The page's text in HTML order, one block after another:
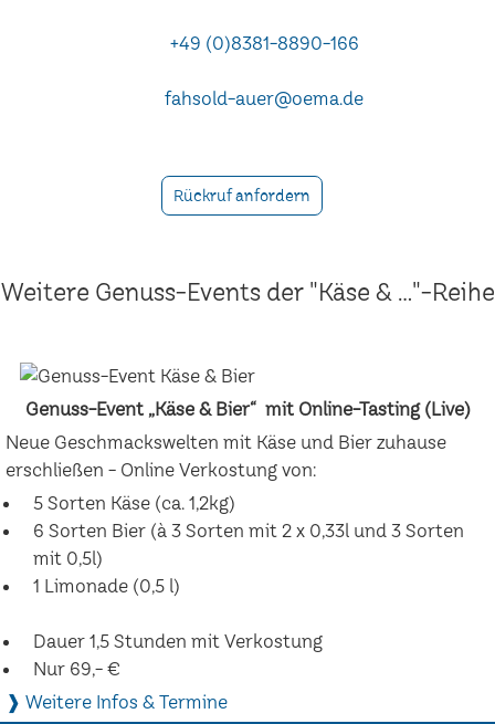
+49 (0)8381-8890-166
fahsold-auer@oema.de
Rückruf anfordern
Weitere Genuss-Events der "Käse & ..."-Reihe
Genuss-Event „Käse & Bier“ mit Online-Tasting (Live)
Neue Geschmackswelten mit Käse und Bier zuhause
erschließen - Online Verkostung von:
5 Sorten Käse (ca. 1,2kg)
6 Sorten Bier (à 3 Sorten mit 2 x 0,33l und 3 Sorten
mit 0,5l)
1 Limonade (0,5 l)
Dauer 1,5 Stunden mit Verkostung
Nur 69,- €
❱ Weitere Infos & Termine